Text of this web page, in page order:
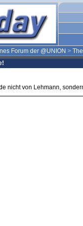
Forum der @UNION >
nicht von Lehmann,